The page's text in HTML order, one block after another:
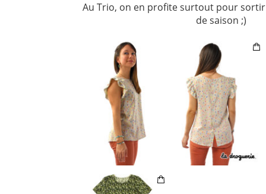
Au Trio, on en profite surtout pour
de saison ;)